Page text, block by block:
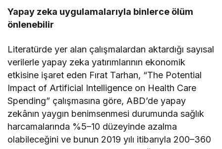
Yapay zeka uygulamalarıyla binlerce ölüm
önlenebilir
Literatürde yer alan çalışmalardan aktardığı sayısal
verilerle yapay zeka yatırımlarının ekonomik
etkisine işaret eden Fırat Tarhan, “The Potential
Impact of Artificial Intelligence on Health Care
Spending” çalışmasına göre, ABD’de yapay
zekânın yaygın benimsenmesi durumunda sağlık
harcamalarında %5–10 düzeyinde azalma
olabileceğini ve bunun 2019 yılı itibarıyla 200–360